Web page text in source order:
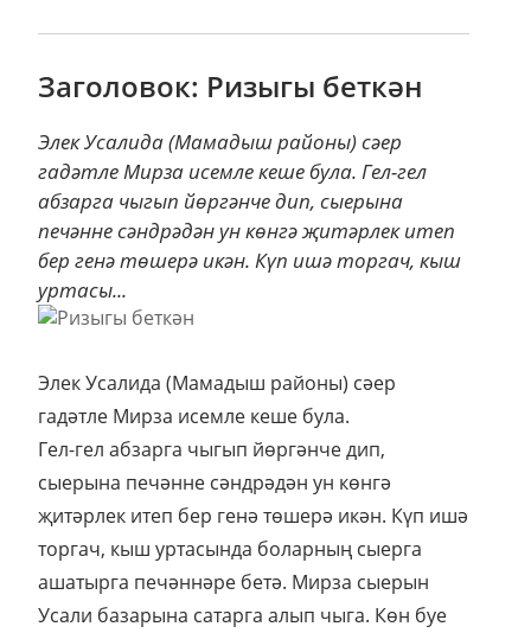
Заголовок: Ризыгы беткән
Элек Усалида (Мамадыш районы) сәер
гадәтле Мирза исемле кеше була. Гел-гел
абзарга чыгып йөргәнче дип, сыерына
печәнне сәндрәдән ун көнгә җитәрлек итеп
бер генә төшерә икән. Күп ишә торгач, кыш
уртасы...
Элек Усалида (Мамадыш районы) сәер
гадәтле Мирза исемле кеше була.
Гел-гел абзарга чыгып йөргәнче дип,
сыерына печәнне сәндрәдән ун көнгә
җитәрлек итеп бер генә төшерә икән. Күп ишә
торгач, кыш уртасында боларның сыерга
ашатырга печәннәре бетә. Мирза сыерын
Усали базарына сатарга алып чыга. Көн буе